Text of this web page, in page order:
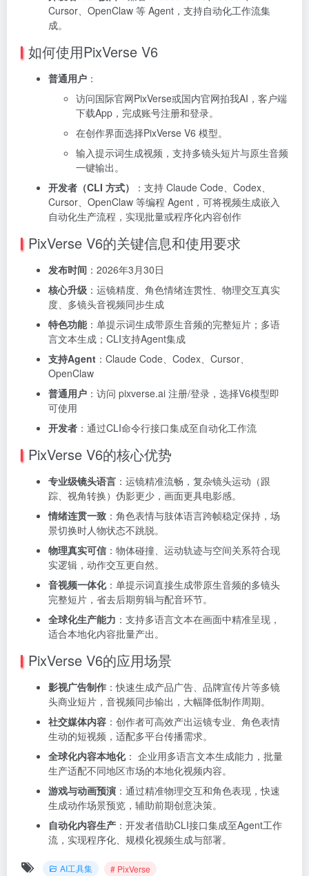
Cursor、OpenClaw 等 Agent，支持自动化工作流集
成。
如何使用PixVerse V6
普通用户 ：
访问国际官网PixVerse或国内官网拍我AI，客户端
下载App，完成账号注册和登录。
在创作界面选择PixVerse V6 模型。
输入提示词生成视频，支持多镜头短片与原生音频
一键输出。
开发者（CLI 方式）
：支持 Claude Code、Codex、
Cursor、OpenClaw 等编程 Agent，可将视频生成嵌入
自动化生产流程，实现批量或程序化内容创作
PixVerse V6的关键信息和使用要求
发布时间 ：2026年3月30日
核心升级 ：运镜精度、角色情绪连贯性、物理交互真实
度、多镜头音视频同步生成
特色功能：单提示词生成带原生音频的完整短片；多语
言文本生成；CLI支持Agent集成
支持Agent ：Claude Code、Codex、Cursor、
OpenClaw
普通用户 ：访问 pixverse.ai 注册/登录，选择V6模型即
可使用
开发者 ：通过CLI命令行接口集成至自动化工作流
PixVerse V6的核心优势
专业级镜头语言 ：运镜精准流畅，复杂镜头运动（跟
踪、视角转换）伪影更少，画面更具电影感。
情绪连贯一致 ：角色表情与肢体语言跨帧稳定保持，场
景切换时人物状态不跳脱。
物理真实可信 ：物体碰撞、运动轨迹与空间关系符合现
实逻辑，动作交互更自然。
音视频一体化：单提示词直接生成带原生音频的多镜头
完整短片，省去后期剪辑与配音环节。
全球化生产能力 ：支持多语言文本在画面中精准呈现，
适合本地化内容批量产出。
PixVerse V6的应用场景
影视广告制作 ：快速生成产品广告、品牌宣传片等多镜
头商业短片，音视频同步输出，大幅降低制作周期。
社交媒体内容 ：创作者可高效产出运镜专业、角色表情
生动的短视频，适配多平台传播需求。
全球化内容本地化： 企业用多语言文本生成能力，批量
生产适配不同地区市场的本地化视频内容。
游戏与动画预演 ：通过精准物理交互和角色表现，快速
生成动作场景预览，辅助前期创意决策。
自动化内容生产 ：开发者借助CLI接口集成至Agent工作
流，实现程序化、规模化视频生成与部署。
AI工具集 # PixVerse